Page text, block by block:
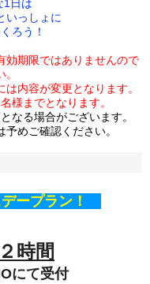
1日は
いっしょに
ろう！
効期限ではありませんので
内容が変更となります。
様までとなります。
なる場合がございます。
めご確認ください。
ープラン！
時間
にて受付